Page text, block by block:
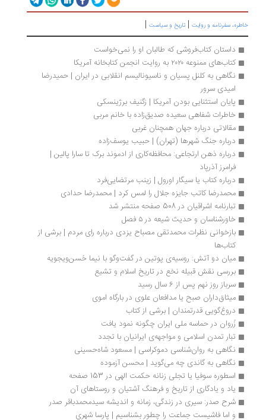
سفرنامه‌ و روایت|تاریخ و سیاست |
داستان کتاب‌فروشی که طالبان او را نمی‌خواست
کتاب‌های ممنوعه ۲۰۲۰ به روایت انجمن کتابخانه آمریکا
نگاهی به کلنل پسیان و ناسیونالیسم انقلابی در ایران | حمیدرضا
امیدی سرور
پایان استثنایی بودن آمریکا | زگنیف برژینسکی
خاطرات شفاهی سعیده صدیق‌زاده با خانم مربی
مقالاتی درباره جهان همچنان غربی
درباره جنگ شهر‌ها (تهران) | حبیب یوسف‌زاده
درباره ذهن ارتجاعی: محافظه‌کاری از ادموند برک تا سارا پالین |
فرامرز آذرپاد
درباره کتاب یا سیگار اورول |‌ زینب مرتضایی‌فرد
محمدرضا کاتب جایزه جلال را لمس کرد | محمدرضا حدادی
تبارنامه اشراقیان در 508 صفحه منتشر شد
خاورشناسان و حدیث شیعه در ۵ فصل
بازخوانی نظرات محمدتقی مصباح یزدی درباره رای مردم | برشی از
میان دو آتش: روسیه‌ی پوتین در گفت‌وگو با نیما حُسن‌ویجویه
بررسی نقش قبیله نخع در تاریخ اسلام و تشیع
سرباز روز نهم پس از 6 سال رسید
میثاق‎داران صبح یا مدافعان علوی در بارگاه اموی
دروغ‌گویی قدرتمندان | برشی از کتاب
زُروان در حماسه ملی ایران چگونه نمود یافت
تبار تمدن اسلامی و مواجهه‌ی ایرانیان با تجدد
نگاهی به روان‌شناسی دموکراسی | مسعود شاه‏‌حسینی
نگاهی به گاندی چه می‌گوید | محسن آزموده
اسطوره سوفیا یا تجلی زنانه حکمت الهی در 153 صفحه
یاد و یادگاری از تاریخ و فرهنگ آشتیان و روستاهای آن
شرح ‌صدر: سیری در زندگی، زمانه و اندیشه سیدمحمدباقر صدر
و اما فاشیست جماعت را چطور بشناسیم | پارسا شهری